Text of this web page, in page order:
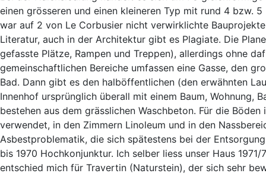
einen grösseren und einen kleineren Typ mit rund 4 bzw.
war auf 2 von Le Corbusier nicht verwirklichte
Literatur, auch in der Architektur gibt es Plagiate. Die
gefasste Plätze, Rampen und Treppen), allerdings ohne
gemeinschaftlichen Bereiche umfassen eine Gasse, den
Bad. Dann gibt es den halböffentlichen (den erwähnten
Innenhof ursprünglich überall mit einem Baum, Wohnung,
bestehen aus dem grässlichen Waschbeton. Für die
verwendet, in den Zimmern Linoleum und in den
Asbestproblematik, die sich spätestens bei der
bis 1970 Hochkonjunktur. Ich selber liess unser Haus
entschied mich für Travertin (Naturstein), der sich sehr